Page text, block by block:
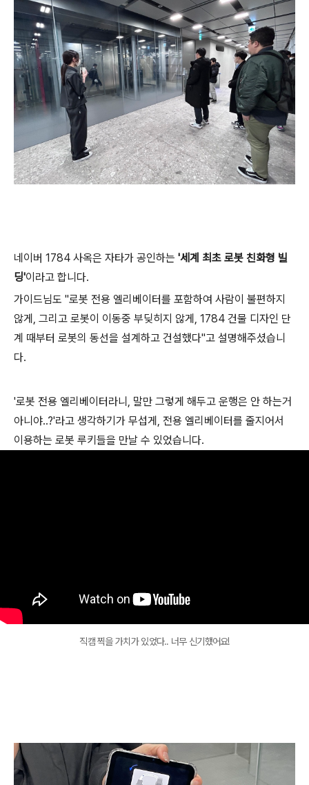
네이버 1784 사옥은 자타가 공인하는 '세계 최초 로봇 친화형 빌
딩'이라고 합니다.
가이드님도 "로봇 전용 엘리베이터를 포함하여 사람이 불편하지
않게, 그리고 로봇이 이동중 부딪히지 않게, 1784 건물 디자인 단
계 때부터 로봇의 동선을 설계하고 건설했다"고 설명해주셨습니
다.
'로봇 전용 엘리베이터라니, 말만 그렇게 해두고 운행은 안 하는거
아니야..?'라고 생각하기가 무섭게, 전용 엘리베이터를 줄지어서
이용하는 로봇 루키들을 만날 수 있었습니다.
직캠 찍을 가치가 있었다.. 너무 신기했어요!